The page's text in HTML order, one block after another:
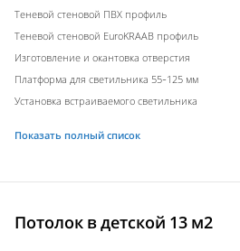
Теневой стеновой ПВХ профиль
Теневой стеновой EuroKRAAB профиль
Изготовление и окантовка отверстия
Платформа для светильника 55-125 мм
Установка встраиваемого светильника
Показать полный список
Потолок в детской 13 м2